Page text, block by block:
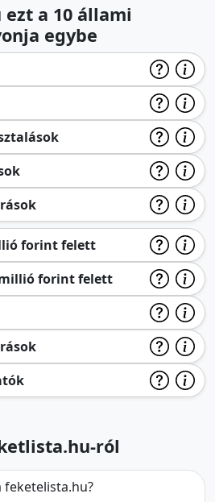
a 10 állami
egybe
forint felett
forint felett
ról
feketelista.hu?